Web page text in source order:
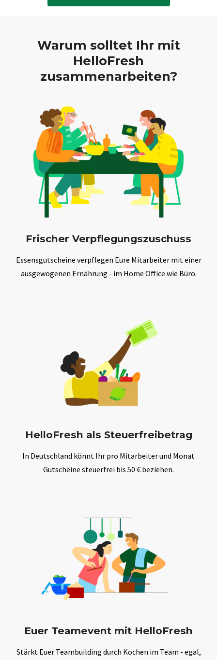
Warum solltet Ihr mit
HelloFresh
zusammenarbeiten?
Frischer Verpflegungszuschuss
Essensgutscheine verpflegen Eure Mitarbeiter mit einer
ausgewogenen Ernährung - im Home Office wie Büro.
HelloFresh als Steuerfreibetrag
In Deutschland könnt Ihr pro Mitarbeiter und Monat
Gutscheine steuerfrei bis 50 € beziehen.
Euer Teamevent mit HelloFresh
Stärkt Euer Teambuilding durch Kochen im Team - egal,